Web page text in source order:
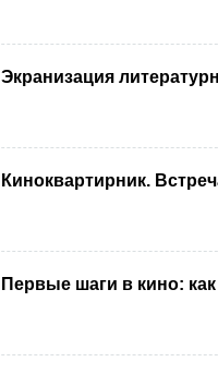
Экранизация
Киноквартирник.
Первые шаги в кино: